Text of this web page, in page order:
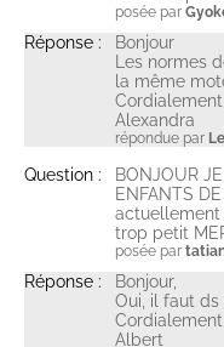
posée par
Réponse :
Bonjour
Les normes
la même
Cordialement,
Alexandra
répondue par
Question :
BONJOUR
ENFANTS
actuellement
trop petit
posée par
Réponse :
Bonjour,
Oui, il faut
Cordialement,
Albert